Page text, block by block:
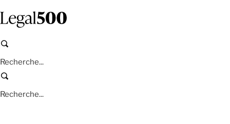
contenu
principal
Recherche
Recherche